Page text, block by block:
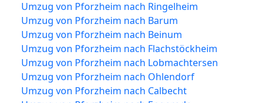
Umzug von Pforzheim nach Ringelheim
Umzug von Pforzheim nach Barum
Umzug von Pforzheim nach Beinum
Umzug von Pforzheim nach Flachstöckheim
Umzug von Pforzheim nach Lobmachtersen
Umzug von Pforzheim nach Ohlendorf
Umzug von Pforzheim nach Calbecht